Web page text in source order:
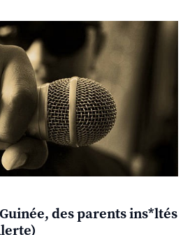
des parents ins*ltés